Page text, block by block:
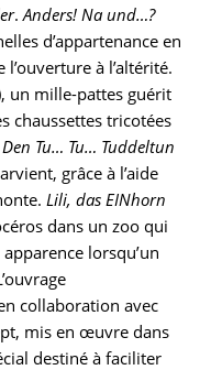
.Anders! Na und…?
d’appartenance en
à l’altérité.
un mille-pattes guérit
chaussettes tricotées
Den Tu… Tu… Tuddeltun
grâce à l’aide
Lili, das EINhorn
dans un zoo qui
lorsqu’un
collaboration avec
mis en œuvre dans
destiné à faciliter